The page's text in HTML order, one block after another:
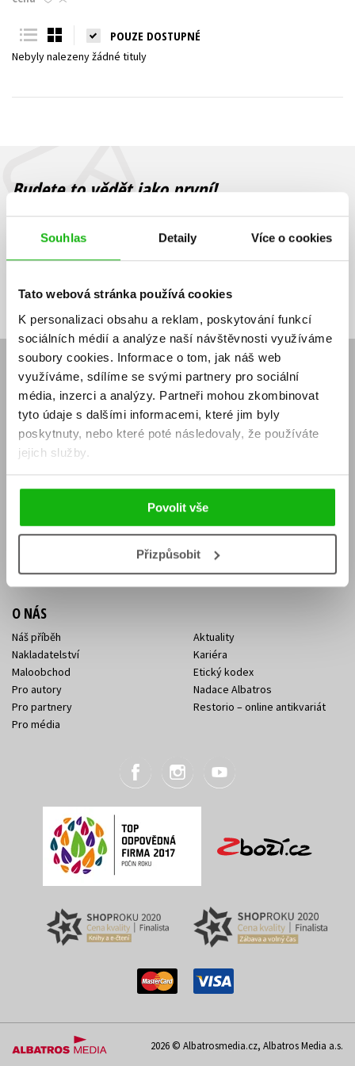
Souhlas Detaily Více o cookies
Tato webová stránka používá cookies
K personalizaci obsahu a reklam, poskytování funkcí
sociálních médií a analýze naší návštěvnosti využíváme
soubory cookies. Informace o tom, jak náš web
využíváme, sdílíme se svými partnery pro sociální
média, inzerci a analýzy. Partneři mohou zkombinovat
tyto údaje s dalšími informacemi, které jim byly
poskytnuty, nebo které poté následovaly, že používáte
jejich služby.
Povolit vše
Přizpůsobit
Young adult (SK)
Všechny tituly
POUZE DOSTUPNÉ
Nebyly nalezeny žádné tituly
Budete to vědět jako první!
Zajímá Vás, jaký knižní hit právě vychází, na jaké zboží je výhodná
sleva, jaká běží soutěž o ceny? Přihlášením k odběru našich e-
souhlasíte se zpracováním osobních údajů
mailová
adresa
mailová
adresa
Vaše e-mailová adresa Přihlásit se
E-SHOP
Aktuality
Naši autoři
Obchodní podmínky
Jak nakoupit
Knižní novinky
Dárkové poukazy
Affiliate program
KONTAKTY
Sídlo společnosti
Kontakty Albatros Media
O NÁS
Náš příběh
Nakladatelství
Maloobchod
Pro autory
Pro partnery
Pro média
Aktuality
Kariéra
Etický kodex
Nadace Albatros
Restorio – online antikvariát
2026 © Albatrosmedia.cz, Albatros Media a.s.